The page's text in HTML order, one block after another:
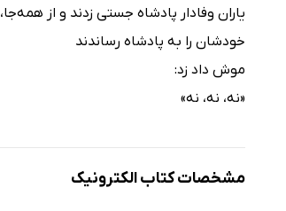
یاران وفادار پادشاه جستی زدند و از همه‌جا،
خودشان را به پادشاه رساندند
موش داد زد:
«نه، نه، نه»
مشخصات کتاب الکترونیک